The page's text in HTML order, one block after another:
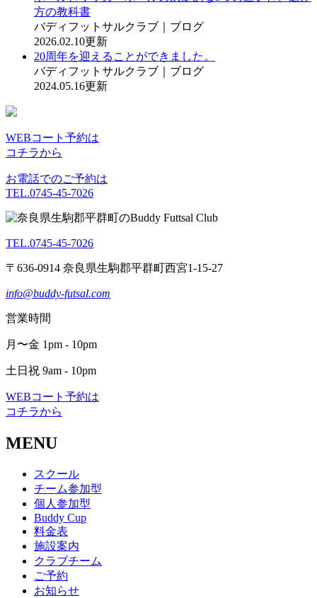
方の教科書
バディフットサルクラブ｜ブログ
2026.02.10更新
20周年を迎えることができました。
バディフットサルクラブ｜ブログ
2024.05.16更新
WEBコート予約は
コチラから
お電話でのご予約は
TEL.0745-45-7026
TEL.0745-45-7026
〒636-0914 奈良県生駒郡平群町西宮1-15-27
info@buddy-futsal.com
営業時間
月〜金 1pm - 10pm
土日祝 9am - 10pm
WEBコート予約は
コチラから
MENU
スクール
チーム参加型
個人参加型
Buddy Cup
料金表
施設案内
クラブチーム
ご予約
お知らせ